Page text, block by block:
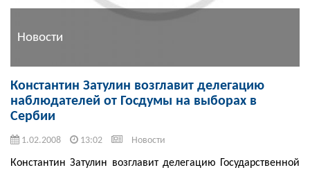
Новости
Константин Затулин возглавит делегацию
наблюдателей от Госдумы на выборах в
Сербии
1.02.2008 13:02 Новости
Константин Затулин возглавит делегацию Государственной